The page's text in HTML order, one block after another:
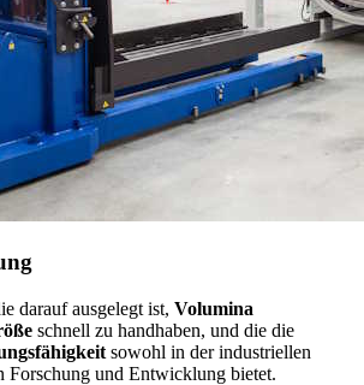
darauf ausgelegt ist, Volumina
schnell zu handhaben, und die die
sowohl in der industriellen
Forschung und Entwicklung bietet.